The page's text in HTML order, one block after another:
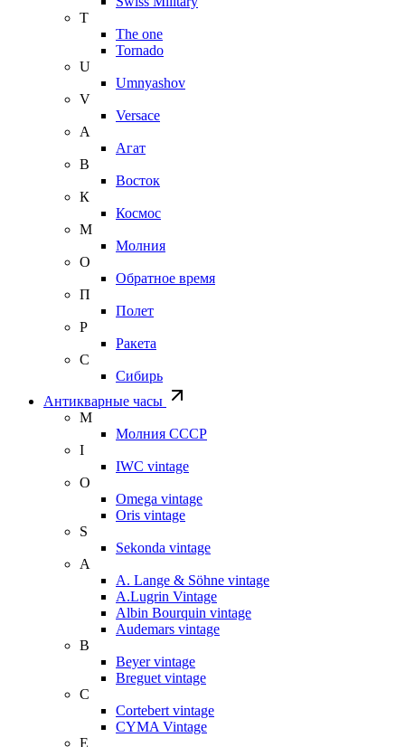
T
The one
Tornado
U
Umnyashov
V
Versace
А
Агат
В
Восток
К
Космос
М
Молния
О
Обратное время
П
Полет
Р
Ракета
С
Сибирь
Антикварные часы
М
Молния СССР
I
IWC vintage
O
Omega vintage
Oris vintage
S
Sekonda vintage
A
A. Lange & Söhne vintage
A.Lugrin Vintage
Albin Bourquin vintage
Audemars vintage
B
Beyer vintage
Breguet vintage
C
Cortebert vintage
CYMA Vintage
E